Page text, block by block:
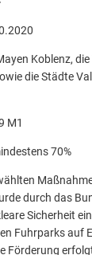
Koblenz,
die Städte
M1
70%
durch das
Sicherheit
Fuhrparks auf
Förderung